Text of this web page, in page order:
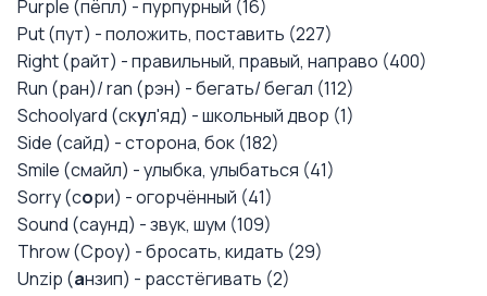
Purple (пёпл) - пурпурный (16)
Put (пут) - положить, поставить (227)
Right (райт) - правильный, правый, направо (400)
Run (ран)/ ran (рэн) - бегать/ бегал (112)
Schoolyard (скул'яд) - школьный двор (1)
Side (сайд) - сторона, бок (182)
Smile (смайл) - улыбка, улыбаться (41)
Sorry (сори) - огорчённый (41)
Sound (саунд) - звук, шум (109)
Throw (Сроу) - бросать, кидать (29)
Unzip (анзип) - расстёгивать (2)